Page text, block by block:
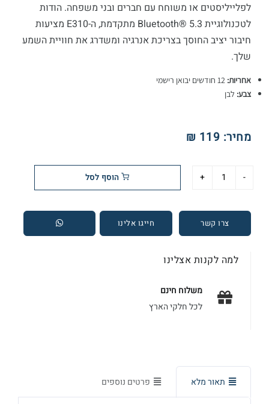
לפלייליסטים או משוחח עם חברים ובני משפחה. הודות
לטכנולוגיית Bluetooth® 5.3 מתקדמת, ה-E310 מציעות
חיבור יציב החוסך בצריכת אנרגיה ומשדרג את חוויית השמע
שלך.
אחריות: 12 חודשים יבואן רישמי
צבע: לבן
מחיר: 119 ₪
הוסף לסל
צרו קשר חייגו אלינו
למה לקנות אצלינו
משלוח חינם
לכל חלקי הארץ
אחריות מורחבתתאור מלא פרטים נוספים